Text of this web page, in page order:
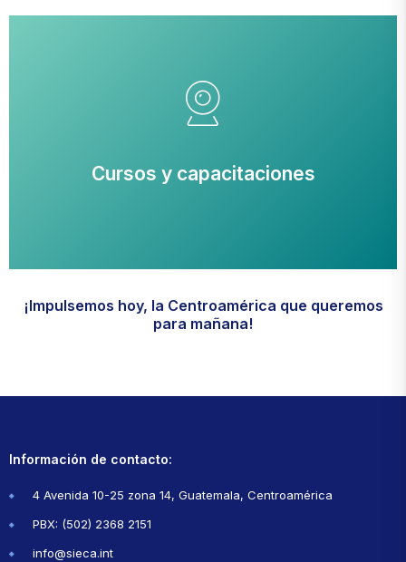
Notas de Prensa
Comunicados
Suscribirse aquí
Cursos y capacitaciones
¡Impulsemos hoy, la Centroamérica que queremos
para mañana!
Información de contacto:
4 Avenida 10-25 zona 14, Guatemala, Centroamérica
PBX: (502) 2368 2151
info@sieca.int